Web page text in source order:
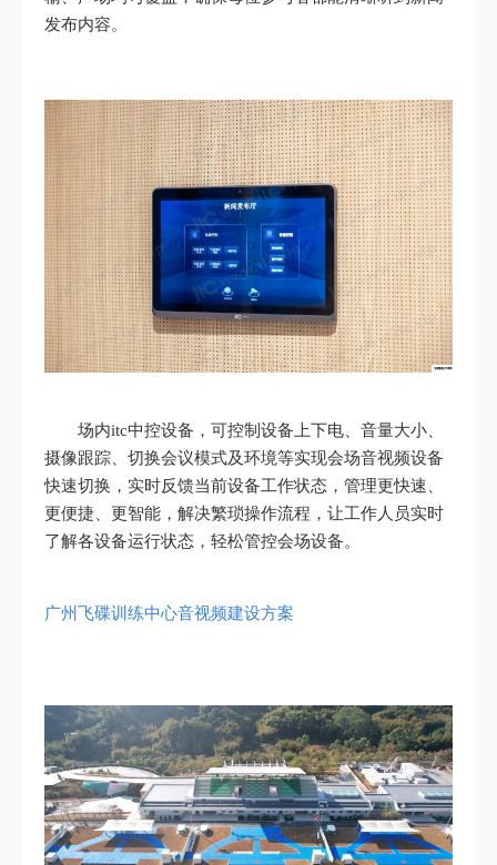
发布内容。
场内itc中控设备，可控制设备上下电、音量大小、
摄像跟踪、切换会议模式及环境等实现会场音视频设备
快速切换，实时反馈当前设备工作状态，管理更快速、
更便捷、更智能，解决繁琐操作流程，让工作人员实时
了解各设备运行状态，轻松管控会场设备。
广州飞碟训练中心音视频建设方案